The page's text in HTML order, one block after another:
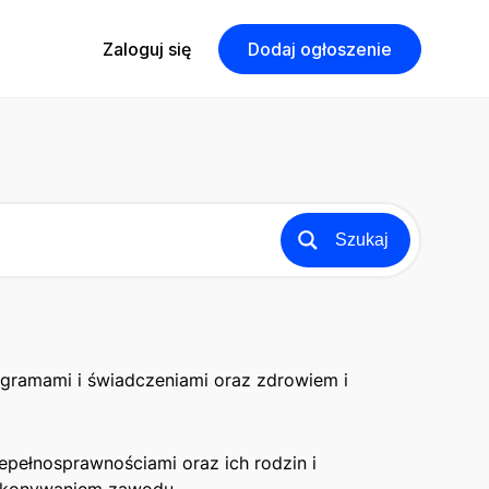
Zaloguj się Dodaj ogłoszenie
Szukaj
i świadczeniami oraz zdrowiem i
oraz ich rodzin i